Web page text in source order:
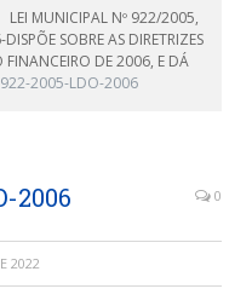
LEI MUNICIPAL Nº 922/2005,
SOBRE AS DIRETRIZES
FINANCEIRO DE 2006, E DÁ
922-2005-LDO-2006
2006 0
2022